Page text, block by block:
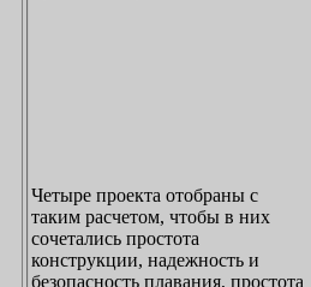
Четыре проекта отобраны с
таким расчетом, чтобы в них
сочетались простота
конструкции, надежность и
безопасность плавания, простота